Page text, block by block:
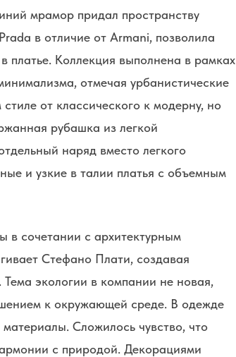
мрамор придал пространству
в отличие от Armani, позволила
платье. Коллекция выполнена в рамках
отмечая урбанистические
от классического к модерну, но
рубашка из легкой
наряд вместо легкого
и узкие в талии платья с объемным
в сочетании с архитектурным
Стефано Плати, создавая
. Тема экологии в компании не новая,
к окружающей среде. В одежде
Сложилось чувство, что
с природой. Декорациями